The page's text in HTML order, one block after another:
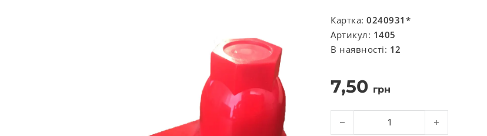
Картка: 0240931*
Артикул: 1405
В наявності: 12
7,50 грн
Ковпачок на гайку (вир-во Україна)